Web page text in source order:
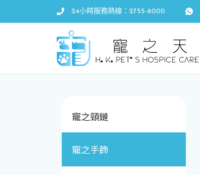
24小時服務熱線：2755-6000
寵之頸鏈
寵之手飾